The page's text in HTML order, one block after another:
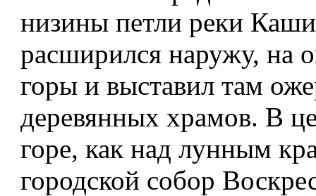
низины петли реки
расширился наружу, на
горы и выставил там
деревянных храмов. В
горе, как над лунным
городской собор